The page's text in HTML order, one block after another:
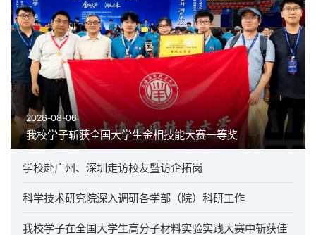
2026-08-06
我校学子斩获全国大学生金相技能大赛一等奖
学校赴广州、深圳走访校友暨访企拓岗
科学技术研究院深入调研各学部（院）科研工作
我校学子在全国大学生高分子材料实验实践大赛中斩获佳